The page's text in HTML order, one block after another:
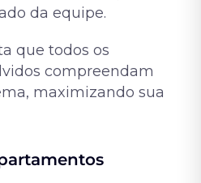
da equipe.
que todos os
compreendam
maximizando sua